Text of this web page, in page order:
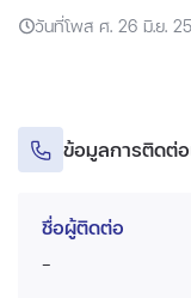
วันที่โพส ศ. 26 มิ.ย.
ข้อมูลการติดต่
ชื่อผู้ติดต่อ
-